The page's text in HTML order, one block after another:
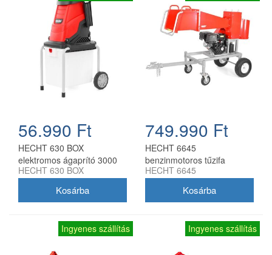
56.990 Ft
HECHT 630 BOX
elektromos ágaprító 3000
W, 50 l gyűjtődobozzal
HECHT 630 BOX
749.990 Ft
HECHT 6645
benzinmotoros tűzifa
daraboló 457 cm3 OHV
HECHT 6645
Ingyenes szállítás Ingyenes szállítás